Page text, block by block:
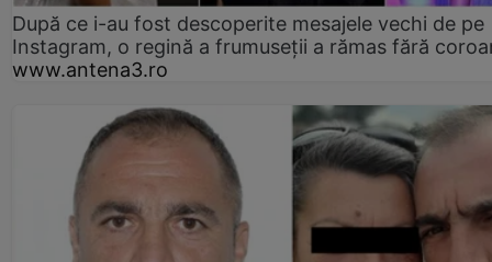
După ce i-au fost descoperite mesajele vechi de pe
Instagram, o regină a frumuseții a rămas fără
www.antena3.ro